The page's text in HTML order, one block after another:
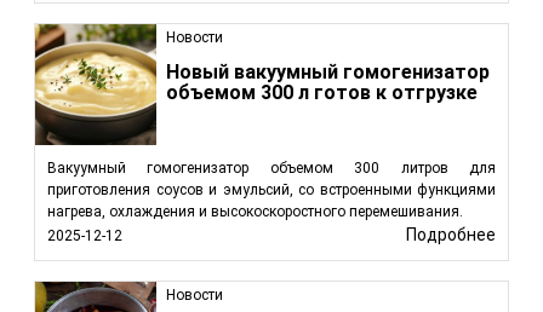
Новости
Новый вакуумный гомогенизатор
объемом 300 л готов к отгрузке
Вакуумный гомогенизатор объемом 300 литров для
приготовления соусов и эмульсий, со встроенными функциями
нагрева, охлаждения и высокоскоростного перемешивания.
2025-12-12
Подробнее
Новости